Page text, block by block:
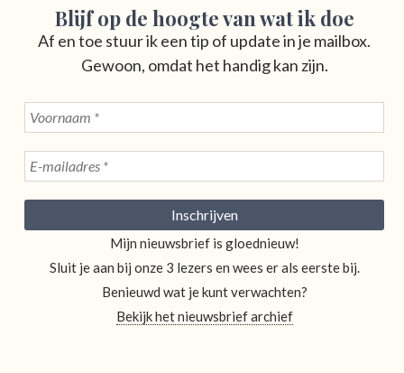
Blijf op de hoogte van wat ik doe
Af en toe stuur ik een tip of update in je mailbox.
Gewoon, omdat het handig kan zijn.
Mijn nieuwsbrief is gloednieuw!
Sluit je aan bij onze 3 lezers en wees er als eerste bij.
Benieuwd wat je kunt verwachten?
Bekijk het nieuwsbrief archief